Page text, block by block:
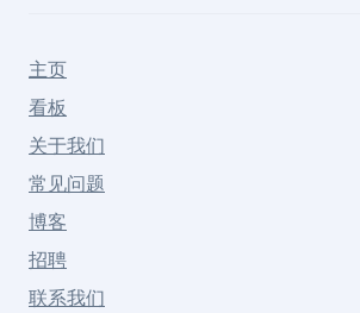
主页
看板
关于我们
常见问题
博客
招聘
联系我们